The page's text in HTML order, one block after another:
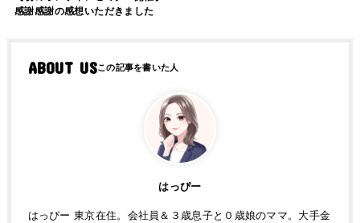
感謝感謝の感想いただきました
ABOUT US
はっぴー
はっぴー 東京在住。会社員＆３歳息子と０歳娘のママ。大手金